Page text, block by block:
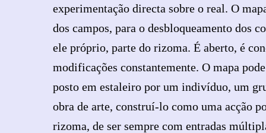
experimentação directa sobre o real. O
dos campos, para o desbloqueamento dos
ele próprio, parte do rizoma. É aberto, é
modificações constantemente. O mapa
posto em estaleiro por um indivíduo, um
obra de arte, construí-lo como uma acção
rizoma, de ser sempre com entradas